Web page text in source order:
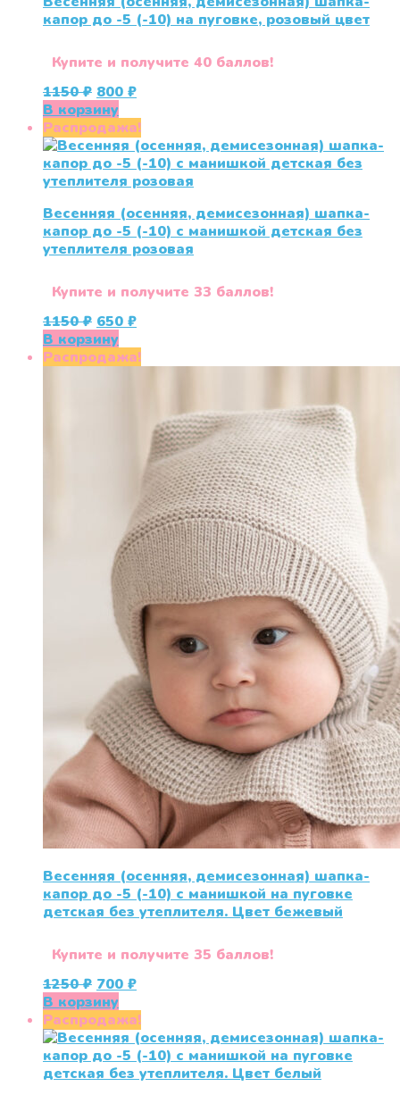
капор до -5 (-10) на пуговке, розовый цвет
Купите и получите 40 баллов!
1150₽ Первоначальная
цена
составляла
1150 ₽.
800 ₽Текущая
800 ₽.
В корзину
Распродажа!
Весенняя (осенняя, демисезонная) шапка-
капор до -5 (-10) с манишкой детская без
утеплителя розовая
Купите и получите 33 баллов!
1150₽ Первоначальная
цена
составляла
650 ₽Текущая
650 ₽.
В корзину
Распродажа!
Весенняя (осенняя, демисезонная) шапка-
капор до -5 (-10) с манишкой на пуговке
детская без утеплителя. Цвет бежевый
Купите и получите 35 баллов!
1250₽ Первоначальная
цена
составляла
1250 ₽.
700 ₽Текущая
700 ₽.
В корзину
Распродажа!